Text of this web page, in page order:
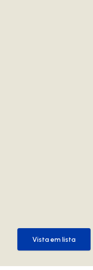
Vista em lista
Vista em lista